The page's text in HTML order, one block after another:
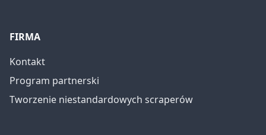
FIRMA
Kontakt
Program partnerski
Tworzenie niestandardowych scraperów